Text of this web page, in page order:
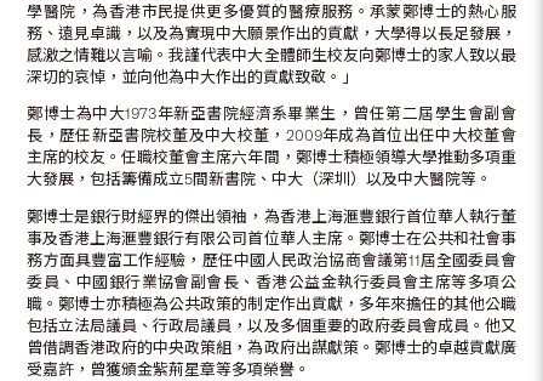
學醫院，為香港市民提供更多優質的醫療服務。承蒙鄭博士的熱心服
務、遠見卓識，以及為實現中大願景作出的貢獻，大學得以長足發展，
感激之情難以言喻。我謹代表中大全體師生校友向鄭博士的家人致以最
深切的哀悼，並向他為中大作出的貢獻致敬。」
鄭博士為中大1973年新亞書院經濟系畢業生，曾任第二屆學生會副會
長，歷任新亞書院校董及中大校董，2009年成為首位出任中大校董會
主席的校友。任職校董會主席六年間，鄭博士積極領導大學推動多項重
大發展，包括籌備成立5間新書院、中大（深圳）以及中大醫院等。
鄭博士是銀行財經界的傑出領袖，為香港上海滙豐銀行首位華人執行董
事及香港上海滙豐銀行有限公司首位華人主席。鄭博士在公共和社會事
務方面具豐富工作經驗，歷任中國人民政治協商會議第11屆全國委員會
委員、中國銀行業協會副會長、香港公益金執行委員會主席等多項公
職。鄭博士亦積極為公共政策的制定作出貢獻，多年來擔任的其他公職
包括立法局議員、行政局議員，以及多個重要的政府委員會成員。他又
曾借調香港政府的中央政策組，為政府出謀獻策。鄭博士的卓越貢獻廣
受嘉許，曾獲頒金紫荊星章等多項榮譽。